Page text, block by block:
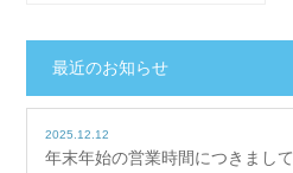
最近のお知らせ
2025.12.12
年末年始の営業時間につきまして